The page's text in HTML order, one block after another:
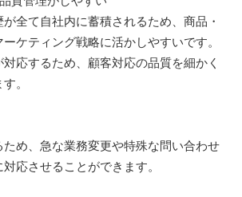
全て自社内に蓄積されるため、商品・
ケティング戦略に活かしやすいです。
応するため、顧客対応の品質を細かく
。
め、急な業務変更や特殊な問い合わせ
応させることができます。